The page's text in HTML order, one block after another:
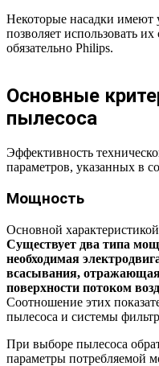
Некоторые насадки имеют
позволяет использовать
обязательно Philips.
Основные
пылесоса
Эффективность
параметров, указанных в
Мощность
Основной
Существует два типа
необходимая
всасывания,
поверхности потоком
Соотношение этих
пылесоса и системы
При выборе пылесоса
параметры потребляемой